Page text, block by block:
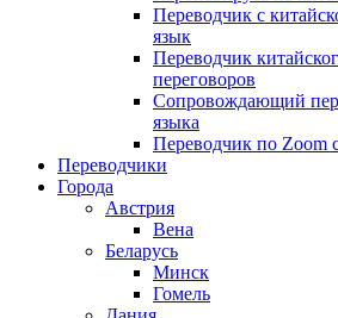
Переводчик с
язык
Переводчик
переговоров
Сопровождающий
языка
Переводчик по Zoom
Переводчики
Города
Австрия
Вена
Беларусь
Минск
Гомель